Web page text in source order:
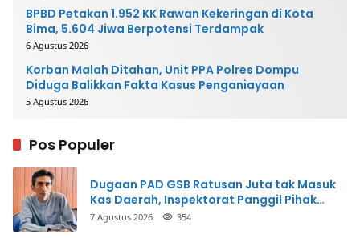
BPBD Petakan 1.952 KK Rawan Kekeringan di Kota
Bima, 5.604 Jiwa Berpotensi Terdampak
6 Agustus 2026
Korban Malah Ditahan, Unit PPA Polres Dompu
Diduga Balikkan Fakta Kasus Penganiayaan
5 Agustus 2026
Pos Populer
Dugaan PAD GSB Ratusan Juta tak Masuk
Kas Daerah, Inspektorat Panggil Pihak
Terkait
7 Agustus 2026 354